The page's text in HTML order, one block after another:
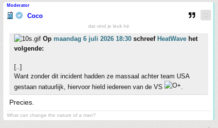
Moderator
Coco
dat vind je leuk hè
Op maandag 6 juli 2026 18:30 schreef HeatWave het
volgende:
[..]
Want zonder dit incident hadden ze massaal achter team USA
gestaan natuurlijk, hiervoor hield iedereen van de VS
.
Precies.
What can change the nature of a man?